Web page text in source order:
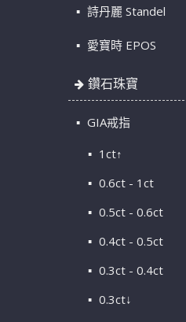
詩丹麗 Standel
愛寶時 EPOS
鑽石珠寶
GIA戒指
1ct↑
0.6ct - 1ct
0.5ct - 0.6ct
0.4ct - 0.5ct
0.3ct - 0.4ct
0.3ct↓